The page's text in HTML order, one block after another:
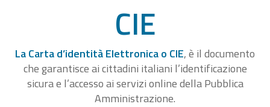
CIE
La Carta d’identità Elettronica o CIE, è il documento
che garantisce ai cittadini italiani l’identificazione
sicura e l’accesso ai servizi online della Pubblica
Amministrazione.